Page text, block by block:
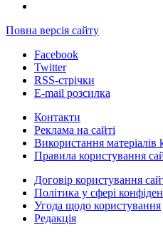
Повна версія сайту
Facebook
Twitter
RSS-стрічки
E-mail розсилка
Контакти
Реклама на сайті
Використання матеріалів
Правила користування
Договір користування
Політика у сфері
Угода щодо користування
Редакція